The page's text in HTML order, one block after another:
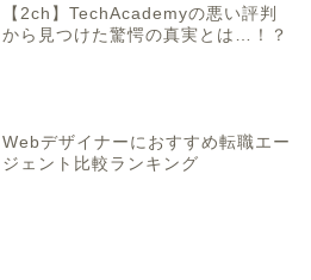
【2ch】TechAcademyの悪い評判
から見つけた驚愕の真実とは…！？
Webデザイナーにおすすめ転職エー
ジェント比較ランキング